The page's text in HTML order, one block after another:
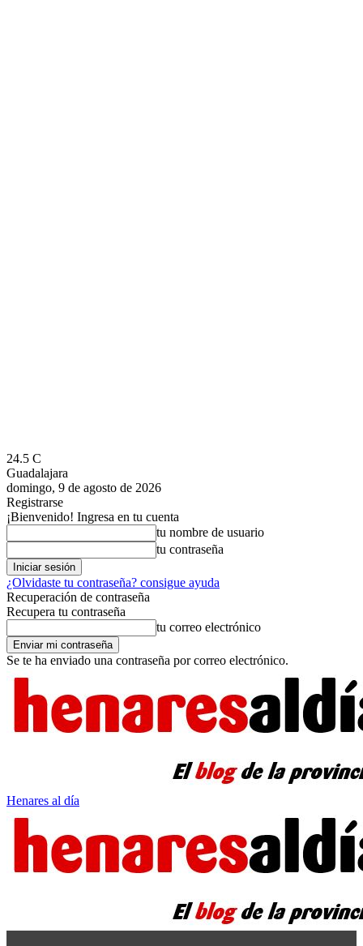
24.5 C
Guadalajara
domingo, 9 de agosto de 2026
Registrarse
¡Bienvenido! Ingresa en tu cuenta
tu nombre de usuario
tu contraseña
¿Olvidaste tu contraseña? consigue ayuda
Recuperación de contraseña
Recupera tu contraseña
tu correo electrónico
Se te ha enviado una contraseña por correo electrónico.
Henares al día